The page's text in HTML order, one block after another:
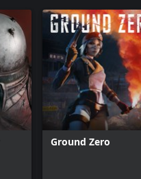
Ground Zero